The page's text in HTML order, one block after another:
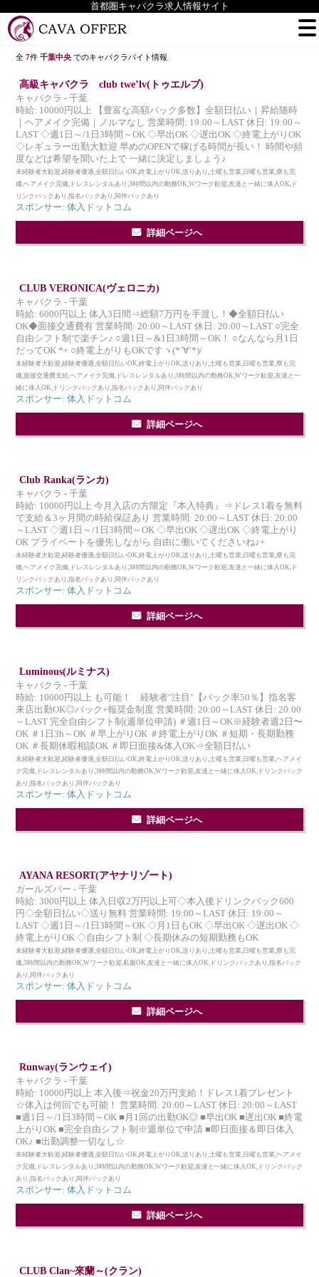
首都圏キャバクラ求人情報サイト
全7件千葉中央でのキャバクラバイト情報
高級キャバクラ club twe’lv(トゥエルブ)
キャバクラ - 千葉
時給: 10000円以上 【豊富な高額バック多数】全額日払い｜昇給随時
｜ヘアメイク完備｜ノルマなし 営業時間: 19:00～LAST 休日: 19:00～
LAST ◇週1日～/1日3時間～OK ◇早出OK ◇遅出OK ◇終電上がりOK
◇レギュラー出勤大歓迎 早めのOPENで稼げる時間が長い！ 時間や頻
度などは希望を聞いた上で 一緒に決定しましょう♪
未経験者大歓迎,経験者優遇,全額日払いOK,終電上がりOK,送りあり,土曜も営業,日曜も営業,寮も完
備,ヘアメイク完備,ドレスレンタルあり,3時間以内の勤務OK,Wワーク歓迎,友達と一緒に体入OK,ド
リンクバックあり,指名バックあり,同伴バックあり
スポンサー: 体入ドットコム
詳細ページへ
CLUB VERONICA(ヴェロニカ)
キャバクラ - 千葉
時給: 6000円以上 体入3日間⇒総額7万円を手渡し！◆全額日払い
OK◆面接交通費有 営業時間: 20:00～LAST 休日: 20:00～LAST ○完全
自由シフト制で楽チン♪ ○週1日～&1日3時間～OK！ ○なんなら月1日
だってOK *+ ○終電上がりもOKですヽ(*’∀’*)/
未経験者大歓迎,経験者優遇,全額日払いOK,終電上がりOK,送りあり,土曜も営業,日曜も営業,寮も完
備,面接交通費支給,ヘアメイク完備,ドレスレンタルあり,3時間以内の勤務OK,Wワーク歓迎,友達と一
緒に体入OK,ドリンクバックあり,指名バックあり,同伴バックあり
スポンサー: 体入ドットコム
詳細ページへ
Club Ranka(ランカ)
キャバクラ - 千葉
時給: 10000円以上 今月入店の方限定『本入特典』⇒ドレス1着を無料
で支給＆3ヶ月間の時給保証あり 営業時間: 20:00～LAST 休日: 20:00
～LAST ◇週1日～/1日3時間～OK ◇早出OK ◇遅出OK ◇終電上がり
OK プライベートを優先しながら 自由に働いてくださいね♪+
未経験者大歓迎,経験者優遇,全額日払いOK,終電上がりOK,送りあり,土曜も営業,日曜も営業,寮も完
備,ヘアメイク完備,ドレスレンタルあり,3時間以内の勤務OK,Wワーク歓迎,友達と一緒に体入OK,ド
リンクバックあり,指名バックあり,同伴バックあり
スポンサー: 体入ドットコム
詳細ページへ
Luminous(ルミナス)
キャバクラ - 千葉
時給: 10000円以上 も可能！ 経験者"注目"【バック率50％】指名客
来店出勤OK◎バック+報奨金制度 営業時間: 20:00～LAST 休日: 20:00
～LAST 完全自由シフト制(週単位申請) ＃週1日～OK※経験者週2日〜
OK ＃1日3h～OK ＃早上がりOK ＃終電上がりOK ＃短期・長期勤務
OK ＃長期休暇相談OK ＃即日面接&体入OK⇒全額日払い
未経験者大歓迎,経験者優遇,全額日払いOK,終電上がりOK,送りあり,土曜も営業,日曜も営業,ヘアメイ
ク完備,ドレスレンタルあり,3時間以内の勤務OK,Wワーク歓迎,友達と一緒に体入OK,ドリンクバック
あり,指名バックあり,同伴バックあり
スポンサー: 体入ドットコム
詳細ページへ
AYANA RESORT(アヤナリゾート)
ガールズバー - 千葉
時給: 3000円以上 体入日収2万円以上可◇本入後ドリンクバック600
円◇全額日払い◇送り無料 営業時間: 19:00～LAST 休日: 19:00～
LAST ◇週1日～/1日3時間～OK ◇月1日もOK ◇早出OK ◇遅出OK ◇
終電上がりOK ◇自由シフト制 ◇長期休みの短期勤務もOK
未経験者大歓迎,経験者優遇,全額日払いOK,終電上がりOK,送りあり,土曜も営業,日曜も営業,寮も完
備,3時間以内の勤務OK,Wワーク歓迎,私服OK,友達と一緒に体入OK,ドリンクバックあり,指名バック
あり,同伴バックあり
スポンサー: 体入ドットコム
詳細ページへ
Runway(ランウェイ)
キャバクラ - 千葉
時給: 10000円以上 本入後⇒祝金20万円支給！ドレス1着プレゼント
☆体入は何回でも可能！ 営業時間: 20:00～LAST 休日: 20:00～LAST
■週1日～/1日3時間～OK ■月1回の出勤OK◎ ■早出OK ■遅出OK ■終電
上がりOK ■完全自由シフト制※週単位で申請 ■即日面接＆即日体入
OK♪ ■出勤調整一切なし☆
未経験者大歓迎,経験者優遇,全額日払いOK,終電上がりOK,送りあり,土曜も営業,日曜も営業,ヘアメイ
ク完備,ドレスレンタルあり,3時間以内の勤務OK,Wワーク歓迎,友達と一緒に体入OK,ドリンクバック
あり,指名バックあり,同伴バックあり
スポンサー: 体入ドットコム
詳細ページへ
CLUB Clan~來蘭～(クラン)